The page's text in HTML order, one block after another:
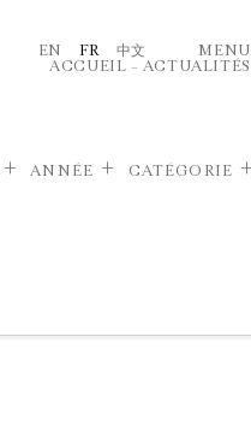
EN FR 中文
MENU
ACCUEIL – ACTUALITÉS
ANNÉE CATÉGORIE